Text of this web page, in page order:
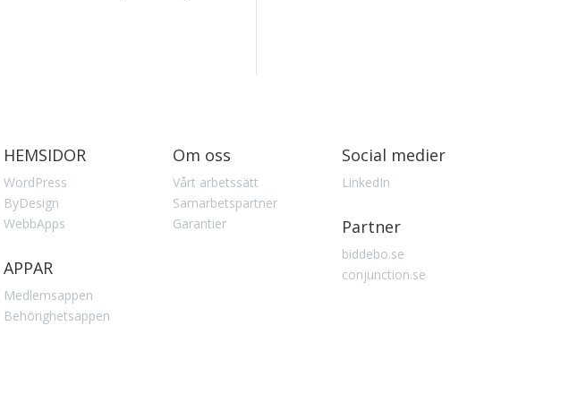
HEMSIDOR
WordPress
ByDesign
WebbApps
APPAR
Medlemsappen
Behörighetsappen
Om oss
Vårt arbetssätt
Samarbetspartner
Garantier
Social medier
LinkedIn
Partner
biddebo.se
conjunction.se